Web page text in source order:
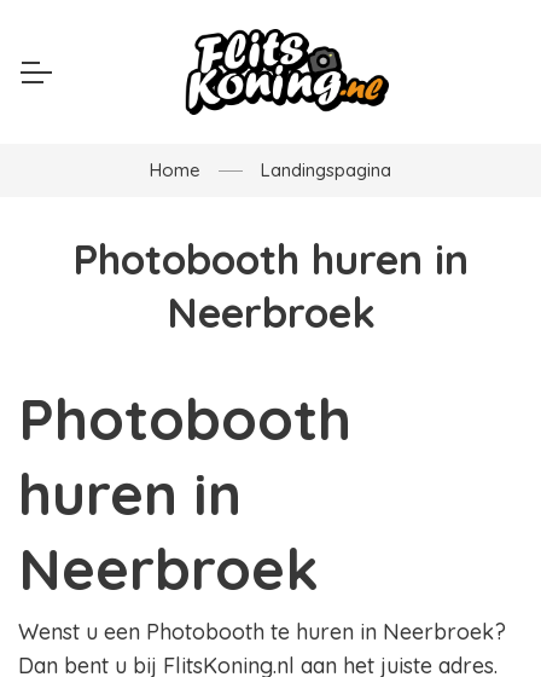
Home Landingspagina
Photobooth huren in
Neerbroek
Photobooth
huren in
Neerbroek
Wenst u een Photobooth te huren in Neerbroek?
Dan bent u bij FlitsKoning.nl aan het juiste adres.